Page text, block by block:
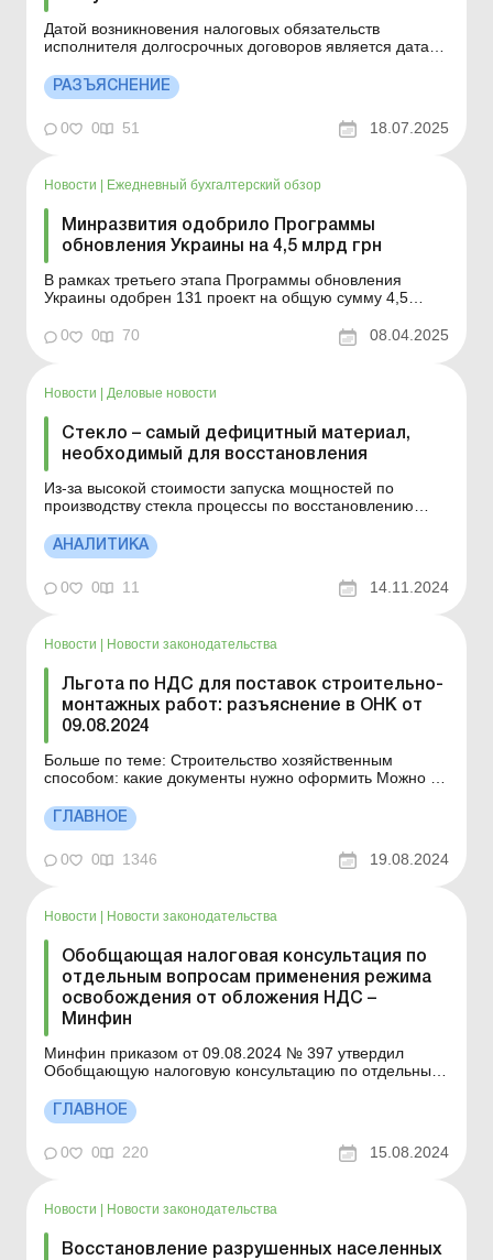
Датой возникновения налоговых обязательств
исполнителя долгосрочных договоров является дата
работ по таким договорам. Датой отнесения сумм к
налоговому кредиту заказчика по договорам,
определенным долгосрочными, является дата
фактического получения заказ...
РАЗЪЯСНЕНИЕ
0 0 51 18.07.2025
Новости Ежедневный бухгалтерский обзор
Минразвития одобрило Программы
обновления Украины на 4,5 млрд грн
В рамках третьего этапа Программы обновления
Украины одобрен 131 проект на общую сумму 4,5
реализовываться в общинах по четырем
инфраструктуры водоснабжен...
0 0 70 08.04.2025
Новости | Деловые новости
Стекло – самый дефицитный материал,
необходимый для восстановления
Из-за высокой стоимости запуска мощностей по
производству стекла процессы по восстановлению
импортной продукции, что приведет к дальнейшему
росту стоимости окон и не будет способствовать росту
«TeamWIN: ...
АНАЛИТИКА
0 0 11 14.11.2024
Новости | Новости законодательства
Льгота по НДС для поставок строительно-
монтажных работ: разъяснение в ОНК от
09.08.2024
Больше по теме: Строительство хозяйственным
способом: какие документы нужно оформить Можно ли
строительства? Продажа имущественных прав на
будущий объект недвижимости: учет у заказчика
по отдельным вопросам пр...
ГЛАВНОЕ
0 0 1346 19.08.2024
Новости Новости законодательства
Обобщающая налоговая консультация по
отдельным вопросам применения режима
освобождения от обложения НДС –
Минфин
Минфин приказом от 09.08.2024 № 397 утвердил
Обобщающую налоговую консультацию по отдельным
обложения налогом на добавленную стоимость,
установленного пунктом 197.15 статьи 197 Налогового
отве...
ГЛАВНОЕ
0 0 220 15.08.2024
Новости Новости законодательства
Восстановление разрушенных населенных